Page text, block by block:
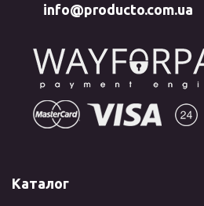
info@producto.com.ua
Каталог